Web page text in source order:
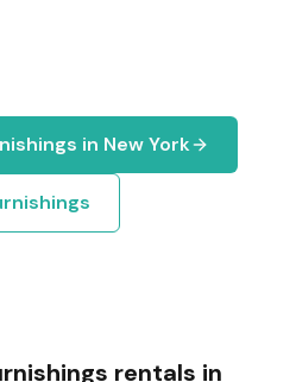
in New York
rentals in